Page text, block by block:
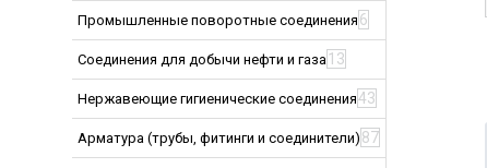
Промышленные поворотные соединения 6
Соединения для добычи нефти и газа 13
Нержавеющие гигиенические соединения43
Арматура (трубы, фитинги и соединители) 87